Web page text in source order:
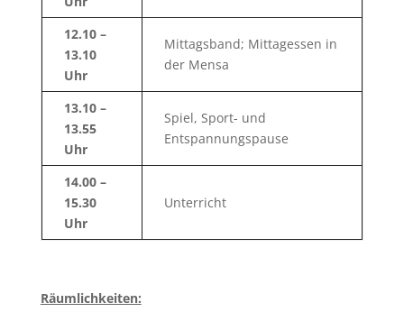
12.10 –
13.10
Uhr
Mittagsband; Mittagessen in
der Mensa
13.10 –
13.55
Uhr
Spiel, Sport- und
Entspannungspause
14.00 –
15.30
Uhr
Unterricht
Räumlichkeiten: